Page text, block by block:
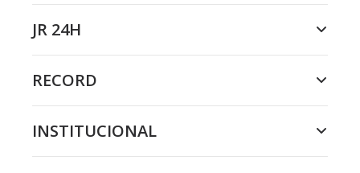
JR 24H
RECORD
INSTITUCIONAL